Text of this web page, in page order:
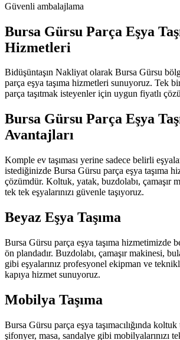
Güvenli ambalajlama
Bursa Gürsu Parça Eşya
Hizmetleri
Bidüşüntaşın Nakliyat olarak Bursa Gürsu
parça eşya taşıma hizmetleri sunuyoruz. Tek
parça taşıtmak isteyenler için uygun fiyatlı
Bursa Gürsu Parça Eşya
Avantajları
Komple ev taşıması yerine sadece belirli
istediğinizde Bursa Gürsu parça eşya taşıma
çözümdür. Koltuk, yatak, buzdolabı, çamaşır
tek tek eşyalarınızı güvenle taşıyoruz.
Beyaz Eşya Taşıma
Bursa Gürsu parça eşya taşıma hizmetimizde
ön plandadır. Buzdolabı, çamaşır makinesi,
gibi eşyalarınız profesyonel ekipman ve
kapıya hizmet sunuyoruz.
Mobilya Taşıma
Bursa Gürsu parça eşya taşımacılığında koltuk
şifonyer, masa, sandalye gibi mobilyalarınızı